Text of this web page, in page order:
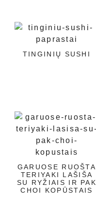
TINGINIŲ SUSHI
GARUOSE RUOŠTA
TERIYAKI LAŠIŠA
SU RYŽIAIS IR PAK
CHOI KOPŪSTAIS